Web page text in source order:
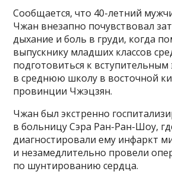
Сообщается, что 40-летний
Чжан внезапно почувствовал
дыхание и боль в груди, когда
выпускнику младших классов
подготовиться к вступительным
в среднюю школу в восточной
провинции Чжэцзян.
Чжан был экстренно
в больницу Сэра Ран-Ран-Шоу,
диагностировали ему инфаркт
и незамедлительно провели
по шунтированию сердца.